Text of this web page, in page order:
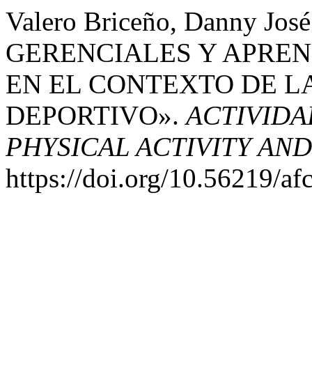
Valero Briceño, Danny
GERENCIALES Y
EN EL CONTEXTO DE
DEPORTIVO».
PHYSICAL ACTIVITY
https://doi.org/10.56219/